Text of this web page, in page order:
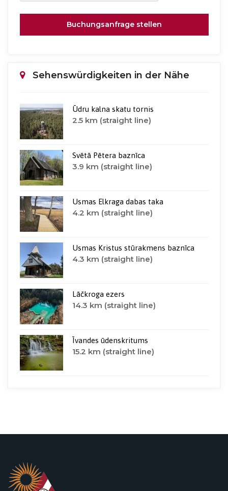
Buchungsanfrage stellen
Sehenswürdigkeiten in der Nähe
Ūdru kalna skatu tornis
2.5 km (straight line)
Svētā Pētera baznīca
3.9 km (straight line)
Usmas Elkraga dabas taka
4.2 km (straight line)
Usmas Kristus stūrakmens baznīca
4.3 km (straight line)
Lāčkroga ezers
14.3 km (straight line)
Īvandes ūdenskritums
15.2 km (straight line)